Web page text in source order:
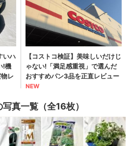
真一覧（全16枚）